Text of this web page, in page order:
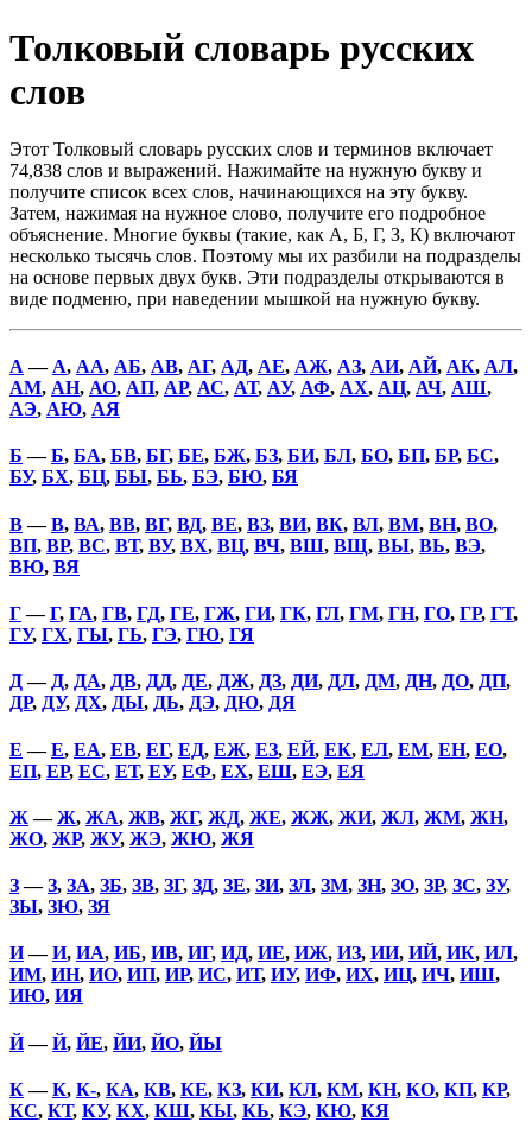
Толковый словарь русских
слов
Этот Толковый словарь русских слов и терминов включает
74,838 слов и выражений. Нажимайте на нужную букву и
получите список всех слов, начинающихся на эту букву.
Затем, нажимая на нужное слово, получите его подробное
объяснение. Многие буквы (такие, как А, Б, Г, З, К) включают
несколько тысячь слов. Поэтому мы их разбили на подразделы
на основе первых двух букв. Эти подразделы открываются в
виде подменю, при наведении мышкой на нужную букву.
А — А, АА, АБ, АВ, АГ, АД, АЕ, АЖ, АЗ, АИ, АЙ, АК, АЛ,
АМ, АН, АО, АП, АР, АС, АТ, АУ, АФ, АХ, АЦ, АЧ, АШ,
АЭ, АЮ, АЯ
Б —Б, БА, БВ, БГ, БЕ, БЖ, БЗ, БИ, БЛ, БО, БП, БР, БС,
БУ, БХ, БЦ, БЫ, БЬ, БЭ, БЮ, БЯ
В—В, ВА, ВВ, ВГ, ВД, ВЕ, ВЗ, ВИ, ВК, ВЛ, ВМ, ВН, ВО,
ВП, ВР, ВС, ВТ, ВУ, ВХ, ВЦ, ВЧ, ВШ, ВЩ, ВЫ, ВЬ, ВЭ,
ВЮ, ВЯ
Г—Г, ГА, ГВ, ГД, ГЕ, ГЖ, ГИ, ГК, ГЛ, ГМ, ГН, ГО, ГР, ГТ,
ГУ, ГХ, ГЫ, ГЬ, ГЭ, ГЮ, ГЯ
Д— Д, ДА, ДВ, ДД, ДЕ, ДЖ, ДЗ, ДИ, ДЛ, ДМ, ДН, ДО, ДП,
ДР, ДУ, ДХ, ДЫ, ДЬ, ДЭ, ДЮ, ДЯ
Е —Е, ЕА, ЕВ, ЕГ, ЕД, ЕЖ, ЕЗ, ЕЙ, ЕК, ЕЛ, ЕМ, ЕН, ЕО,
ЕП, ЕР, ЕС, ЕТ, ЕУ, ЕФ, ЕХ, ЕШ, ЕЭ, ЕЯ
Ж —Ж, ЖА, ЖВ, ЖГ, ЖД, ЖЕ, ЖЖ, ЖИ, ЖЛ, ЖМ, ЖН,
ЖО, ЖР, ЖУ, ЖЭ, ЖЮ, ЖЯ
З—З, ЗА, ЗБ, ЗВ, ЗГ, ЗД, ЗЕ, ЗИ, ЗЛ, ЗМ, ЗН, ЗО, ЗР, ЗС, ЗУ,
ЗЫ, ЗЮ, ЗЯ
И—И, ИА, ИБ, ИВ, ИГ, ИД, ИЕ, ИЖ, ИЗ, ИИ, ИЙ, ИК, ИЛ,
ИМ, ИН, ИО, ИП, ИР, ИС, ИТ, ИУ, ИФ, ИХ, ИЦ, ИЧ, ИШ,
ИЮ, ИЯ
Й—Й, ЙЕ, ЙИ, ЙО, ЙЫ
К—К, К-, КА, КВ, КЕ, КЗ, КИ, КЛ, КМ, КН, КО, КП, КР,
КС, КТ, КУ, КХ, КШ, КЫ, КЬ, КЭ, КЮ, КЯ